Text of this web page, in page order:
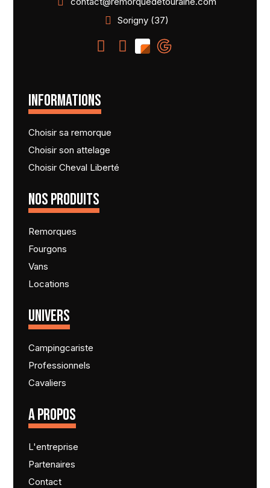
Sorigny (37)
INFORMATIONS
Choisir sa remorque
Choisir son attelage
Choisir Cheval Liberté
NOS PRODUITS
Remorques
Fourgons
Vans
Locations
UNIVERS
Campingcariste
Professionnels
Cavaliers
A PROPOS
L'entreprise
Partenaires
Contact